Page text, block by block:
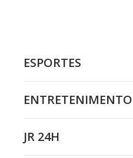
ESPORTES
ENTRETENIMENTO
JR 24H